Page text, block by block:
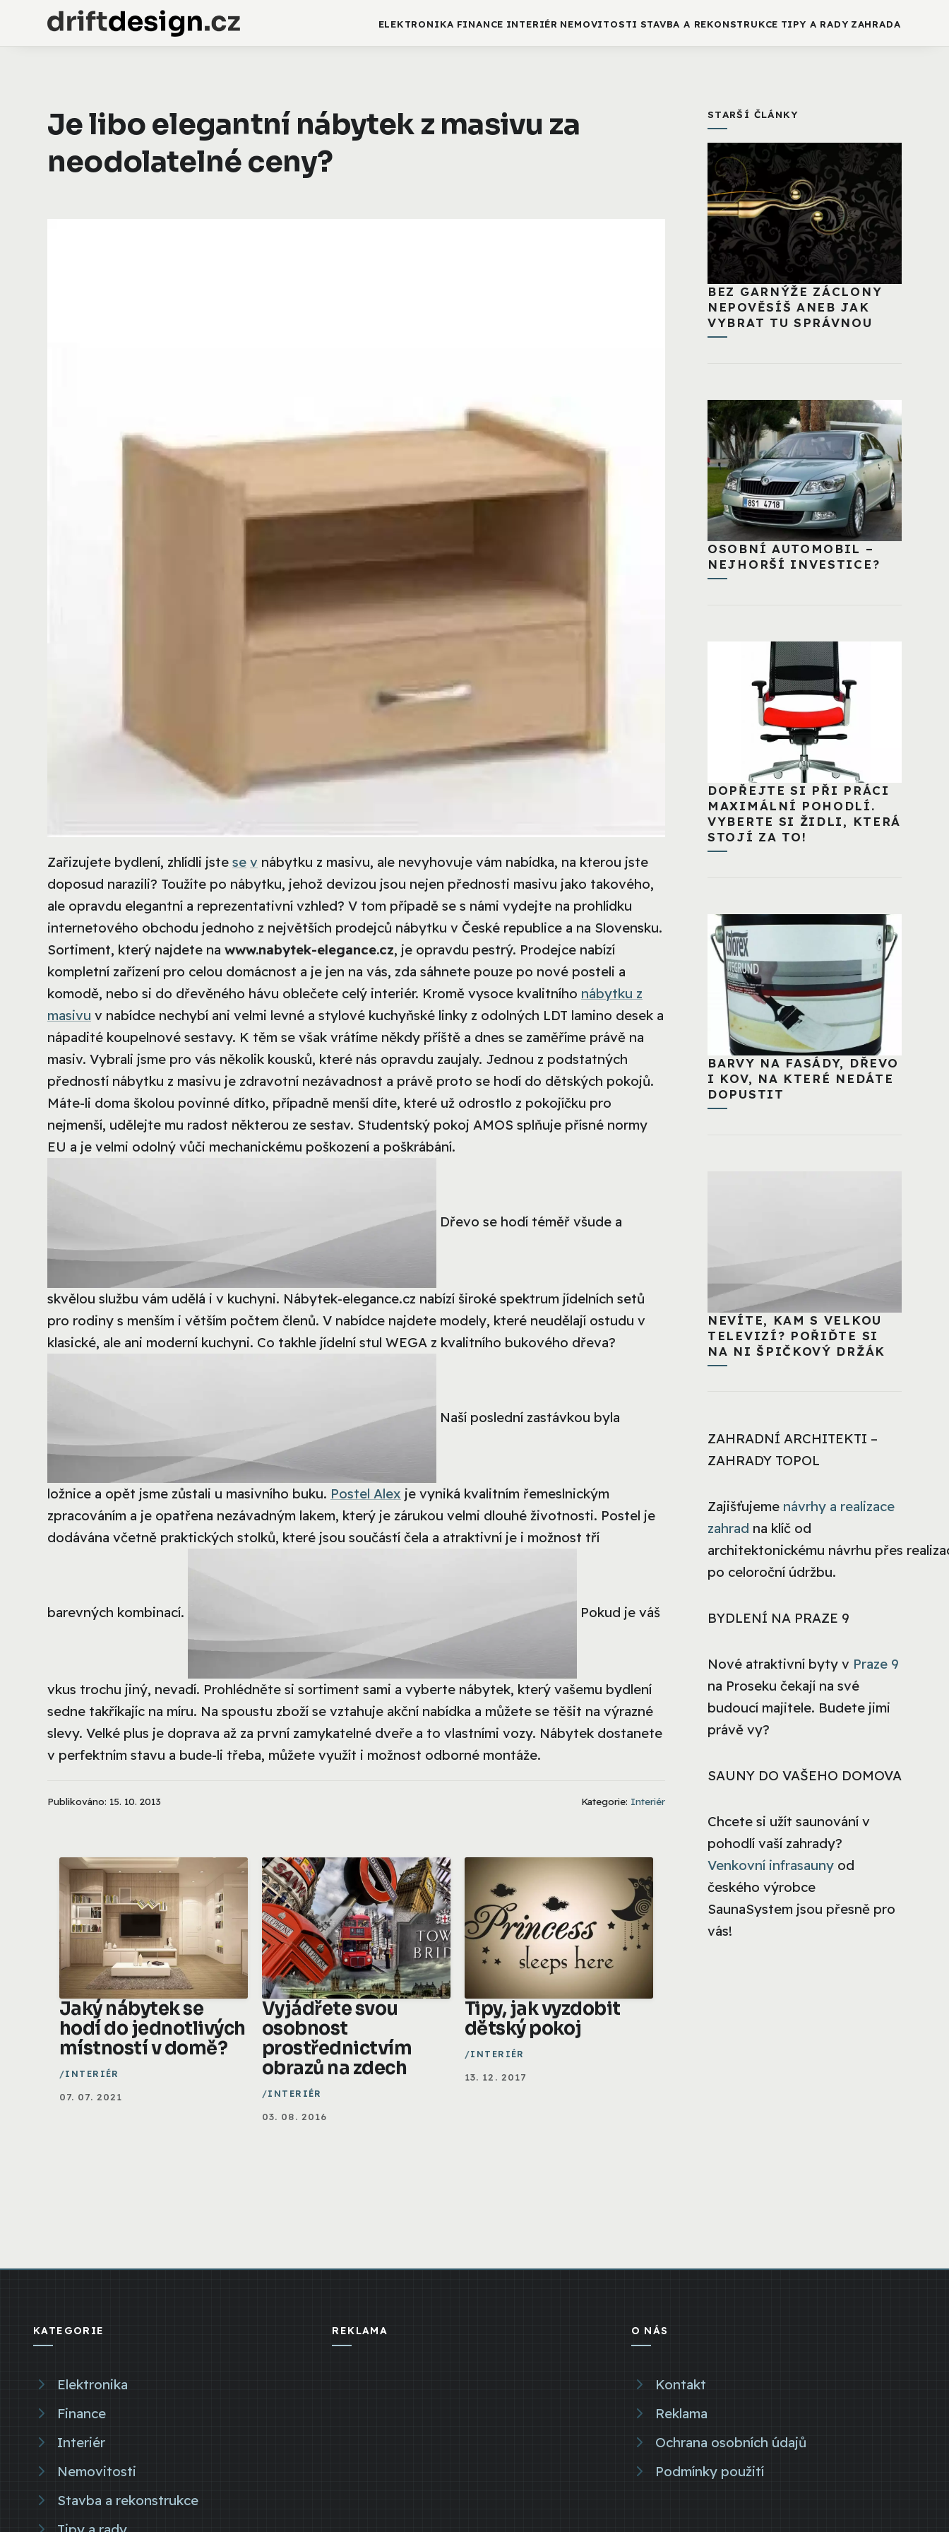
ELEKTRONIKA FINANCE INTERIÉR NEMOVITOSTI STAVBA A REKONSTRUKCE TIPY A RADY ZAHRADA
Je libo elegantní nábytek z masivu za
neodolatelné ceny?
Zařizujete bydlení, zhlídli jste se v nábytku z masivu, ale nevyhovuje vám nabídka, na kterou jste
doposud narazili? Toužíte po nábytku, jehož devizou jsou nejen přednosti masivu jako takového,
ale opravdu elegantní a reprezentativní vzhled? V tom případě se s námi vydejte na prohlídku
internetového obchodu jednoho z největších prodejců nábytku v České republice a na Slovensku.
Sortiment, který najdete na www.nabytek-elegance.cz, je opravdu pestrý. Prodejce nabízí
kompletní zařízení pro celou domácnost a je jen na vás, zda sáhnete pouze po nové posteli a
komodě, nebo si do dřevěného hávu oblečete celý interiér. Kromě vysoce kvalitního nábytku z
masivu v nabídce nechybí ani velmi levné a stylové kuchyňské linky z odolných LDT lamino desek a
nápadité koupelnové sestavy. K těm se však vrátíme někdy příště a dnes se zaměříme právě na
masiv. Vybrali jsme pro vás několik kousků, které nás opravdu zaujaly. Jednou z podstatných
předností nábytku z masivu je zdravotní nezávadnost a právě proto se hodí do dětských pokojů.
Máte-li doma školou povinné dítko, případně menší díte, které už odrostlo z pokojíčku pro
nejmenší, udělejte mu radost některou ze sestav. Studentský pokoj AMOS splňuje přísné normy
EU a je velmi odolný vůči mechanickému poškození a poškrábání.
Dřevo se hodí téměř všude a
skvělou službu vám udělá i v kuchyni. Nábytek-elegance.cz nabízí široké spektrum jídelních setů
pro rodiny s menším i větším počtem členů. V nabídce najdete modely, které neudělají ostudu v
klasické, ale ani moderní kuchyni. Co takhle jídelní stul WEGA z kvalitního bukového dřeva?
Naší poslední zastávkou byla
ložnice a opět jsme zůstali u masivního buku. Postel Alex je vyniká kvalitním řemeslnickým
zpracováním a je opatřena nezávadným lakem, který je zárukou velmi dlouhé životnosti. Postel je
dodávána včetně praktických stolků, které jsou součástí čela a atraktivní je i možnost tří
barevných kombinací. Pokud je váš
vkus trochu jiný, nevadí. Prohlédněte si sortiment sami a vyberte nábytek, který vašemu bydlení
sedne takříkajíc na míru. Na spoustu zboží se vztahuje akční nabídka a můžete se těšit na výrazné
slevy. Velké plus je doprava až za první zamykatelné dveře a to vlastními vozy. Nábytek dostanete
v perfektním stavu a bude-li třeba, můžete využít i možnost odborné montáže.
Publikováno: 15. 10. 2013 Kategorie: Interiér
Jaký nábytek se
hodí do jednotlivých
místností v domě?
INTERIÉR
07. 07. 2021
Vyjádřete svou
osobnost
prostřednictvím
obrazů na zdech
INTERIÉR
03. 08. 2016
Tipy, jak vyzdobit
dětský pokoj
INTERIÉR
13. 12. 2017
STARŠÍ ČLÁNKY
BEZ GARNÝŽE ZÁCLONY
NEPOVĚSÍŠ ANEB JAK
VYBRAT TU SPRÁVNOU
OSOBNÍ AUTOMOBIL –
NEJHORŠÍ INVESTICE?
DOPŘEJTE SI PŘI PRÁCI
MAXIMÁLNÍ POHODLÍ.
VYBERTE SI ŽIDLI, KTERÁ
STOJÍ ZA TO!
BARVY NA FASÁDY, DŘEVO
I KOV, NA KTERÉ NEDÁTE
DOPUSTIT
NEVÍTE, KAM S VELKOU
TELEVIZÍ? POŘIĎTE SI
NA NI ŠPIČKOVÝ DRŽÁK
ZAHRADNÍ ARCHITEKTI –
ZAHRADY TOPOL
Zajišťujeme návrhy a realizace
zahrad na klíč od
architektonickému návrhu přes
po celoroční údržbu.
BYDLENÍ NA PRAZE 9
Nové atraktivní byty v Praze 9
na Proseku čekají na své
budoucí majitele. Budete jimi
právě vy?
SAUNY DO VAŠEHO DOMOVA
Chcete si užít saunování v
pohodlí vaší zahrady?
Venkovní infrasauny od
českého výrobce
SaunaSystem jsou přesně pro
vás!
KATEGORIE
Elektronika
Finance
Interiér
Nemovitosti
Stavba a rekonstrukce
REKLAMA O NÁS
Kontakt
Reklama
Ochrana osobních údajů
Podmínky použití